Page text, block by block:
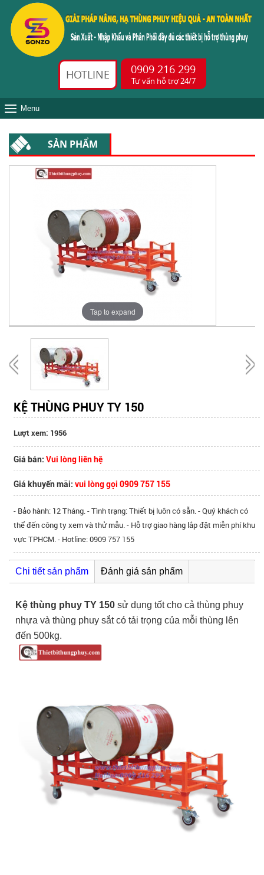
HOTLINE 0909 216 299
Tư vấn hỗ trợ 24/7
Menu
SẢN PHẨM
Tap to expand
KỆ THÙNG PHUY TY 150
Lượt xem: 1956
Giá bán:Vui lòng liên hệ
Giá khuyến mãi:vui lòng gọi 0909 757 155
- Bảo hành: 12 Tháng. - Tình trạng: Thiết bị luôn có sẵn. - Quý khách có
thể đến công ty xem và thử mẫu. - Hỗ trợ giao hàng lắp đặt miễn phí khu
vực TPHCM. - Hotline: 0909 757 155
Chi tiết sản phẩm Đánh giá sản phẩm
Kệ thùng phuy TY 150 sử dụng tốt cho cả thùng phuy
nhựa và thùng phuy sắt có tải trọng của mỗi thùng lên
đến 500kg.